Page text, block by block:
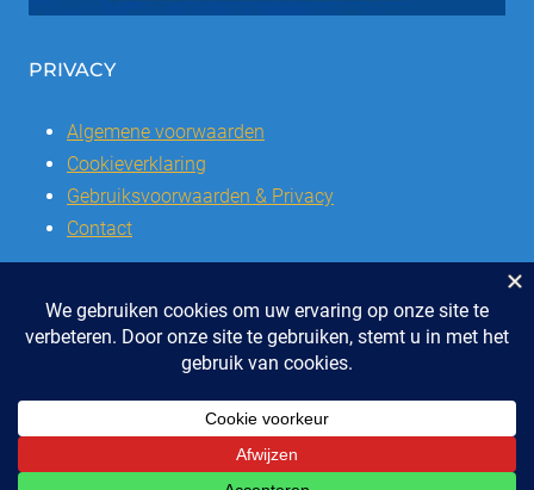
PRIVACY
Algemene voorwaarden
Cookieverklaring
Gebruiksvoorwaarden & Privacy
Contact
© 2026 | Stichting SSCVL | Dorpshuis Het Westhoffhuis: Dorpsstraat
Telefoon: 0318 - 48 2992 | KvK nr: 41047051 | Bank: IBAN: NL47 RABO
0337504016
ONTWERP & REALISATIE EYE-GRAPHICS, OTTERLO